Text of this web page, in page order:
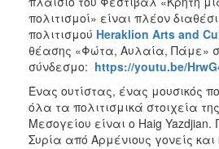
ΑΝΘΕΚΤΙΚΗ
ΠΟΛΗ
πολιτισμοί» είναι πλέον
πολιτισμού Heraklion Arts and
θέασης «Φώτα, Αυλαία, Πάμε»
σύνδεσμο: https://youtu.be/
Ένας ουτίστας, ένας μουσικός
όλα τα πολιτισμικά στοιχεία
Μεσογείου είναι ο Haig Yazdjian.
Συρία από Αρμένιους γονείς